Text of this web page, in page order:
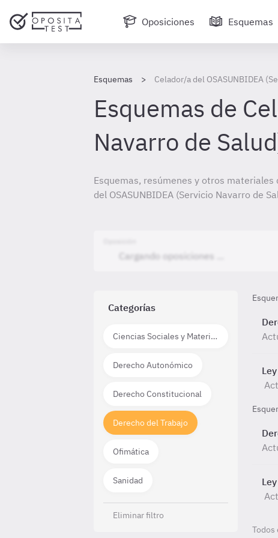
Oposiciones Esquemas
Esquemas Celador/a del OSASUNBIDEA
Esquemas de
Navarro de
Esquemas, resúmenes y otros
del OSASUNBIDEA (Servicio Navarro de
Categorías
Ciencias Sociales y Materias técnico científicas
Derecho Autonómico
Derecho Constitucional
Derecho del Trabajo
Ofimática
Sanidad
Eliminar filtro
Todos